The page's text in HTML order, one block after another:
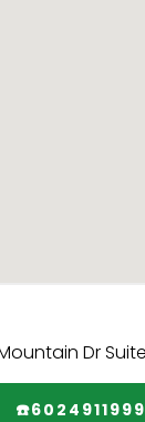
☎️6024911999